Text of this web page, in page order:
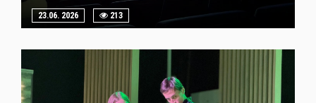
23.06. 2026 213